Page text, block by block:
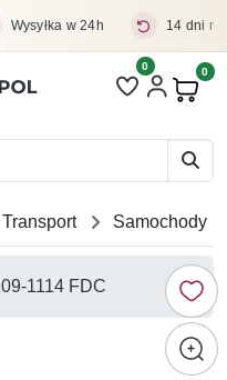
Wysyłka w 24h 14 dni
Liczba pozycji
0 0
Transport Samochody